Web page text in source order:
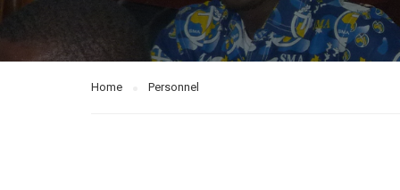
Home Personnel